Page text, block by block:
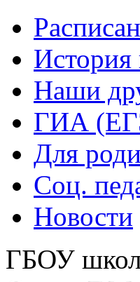
Наши
ГИА
Для
Соц.
Новости
ГБОУ